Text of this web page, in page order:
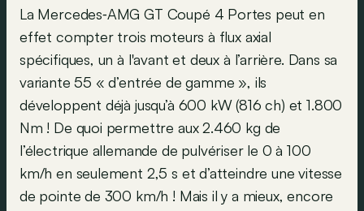
La Mercedes‑AMG GT Coupé 4 Portes peut en
effet compter trois moteurs à flux axial
spécifiques, un à l'avant et deux à l’arrière. Dans sa
variante 55 « d’entrée de gamme », ils
développent déjà jusqu’à 600 kW (816 ch) et 1.800
Nm ! De quoi permettre aux 2.460 kg de
l’électrique allemande de pulvériser le 0 à 100
km/h en seulement 2,5 s et d’atteindre une vitesse
de pointe de 300 km/h ! Mais il y a mieux, encore